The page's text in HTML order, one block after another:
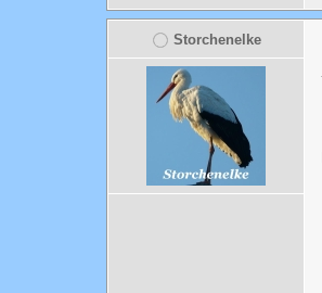
Storchenelke